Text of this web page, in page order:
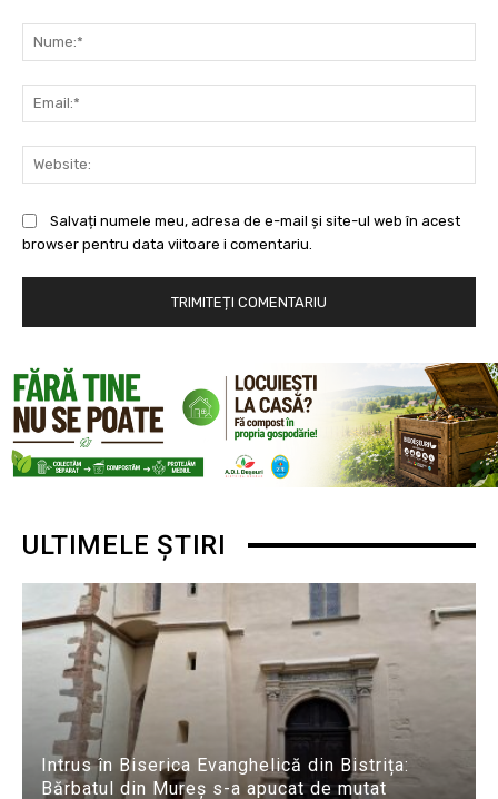
Salvați numele meu, adresa de e-mail și site-ul web în acest
browser pentru data viitoare i comentariu.
ULTIMELE ȘTIRI
Intrus în Biserica Evanghelică din Bistrița:
Bărbatul din Mureș s-a apucat de mutat